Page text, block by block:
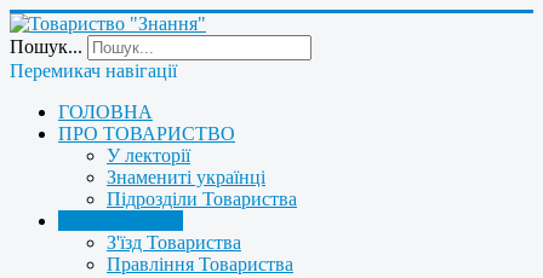
Пошук...
Перемикач навігації
ГОЛОВНА
ПРО ТОВАРИСТВО
У лекторії
Знамениті українці
Підрозділи Товариства
З'їзд Товариства
Правління Товариства